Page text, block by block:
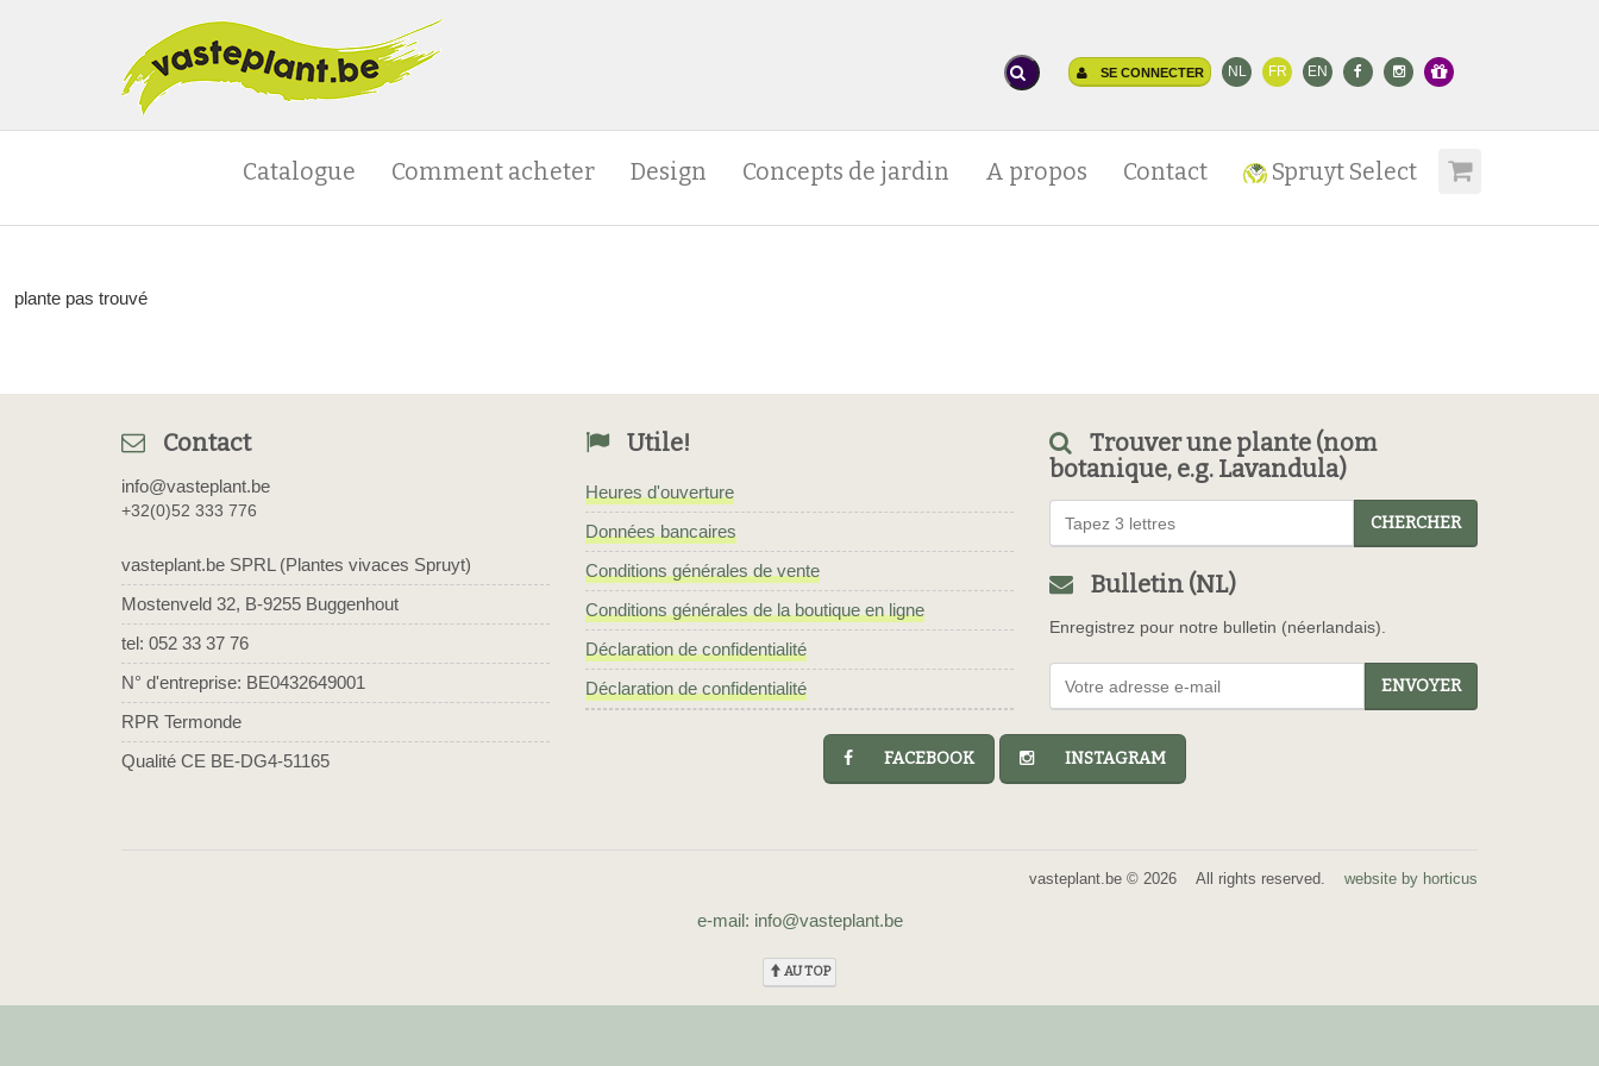
SE CONNECTER NL FR EN
Catalogue Comment acheter Design Concepts de jardin A propos Contact Spruyt Select
plante pas trouvé
Contact
info@vasteplant.be
+32(0)52 333 776
vasteplant.be SPRL (Plantes vivaces Spruyt)
Mostenveld 32, B-9255 Buggenhout
tel: 052 33 37 76
N° d'entreprise: BE0432649001
RPR Termonde
Qualité CE BE-DG4-51165
Utile!
Heures d'ouverture
Données bancaires
Conditions générales de vente
Conditions générales de la boutique en ligne
Déclaration de confidentialité
Déclaration de confidentialité
Trouver une plante (nom
botanique, e.g. Lavandula)
CHERCHER
Bulletin (NL)
Enregistrez pour notre bulletin (néerlandais).
ENVOYER
FACEBOOK INSTAGRAM
vasteplant.be © 2026 All rights reserved. website by horticus
e-mail: info@vasteplant.be
AU TOP